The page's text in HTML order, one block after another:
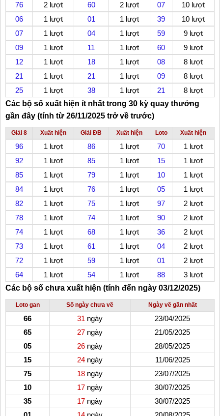
76
2 lượt 60 2 lượt 07
10 lượt
06
1 lượt 01 1 lượt 39
10 lượt
07
1 lượt 04 1 lượt 59
9 lượt
09
1 lượt 11 1 lượt 60
9 lượt
12
1 lượt 18 1 lượt 08
8 lượt
21
1 lượt 21 1 lượt 09
8 lượt
25
1 lượt 38 1 lượt 21
8 lượt
Các bộ số xuất hiện ít nhất trong 30 kỳ quay thưởng
gần đây (tính từ 26/11/2025 trở về trước)
Giải 8 Xuất hiện Giải ĐB Xuất hiện Loto Xuất hiện
96 1 lượt 86 1 lượt 70
1 lượt
92
1 lượt 85 1 lượt 15
1 lượt
85
1 lượt 79 1 lượt 10
1 lượt
84
1 lượt 76 1 lượt 05
1 lượt
82
1 lượt 75 1 lượt 97
2 lượt
78
1 lượt 74 1 lượt 90
2 lượt
74
1 lượt 68 1 lượt 36
2 lượt
73
1 lượt 61 1 lượt 04
2 lượt
72
1 lượt 59 1 lượt 01
2 lượt
64
1 lượt 54 1 lượt 88
3 lượt
Các bộ số chưa xuất hiện (tính đến ngày 03/12/2025)
Loto gan Số ngày chưa về Ngày về gần nhất
66 31 ngày
23/04/2025
65
27 ngày
21/05/2025
05
26 ngày
28/05/2025
15
24 ngày
11/06/2025
75
18 ngày
23/07/2025
10
17 ngày
30/07/2025
35
17 ngày
30/07/2025